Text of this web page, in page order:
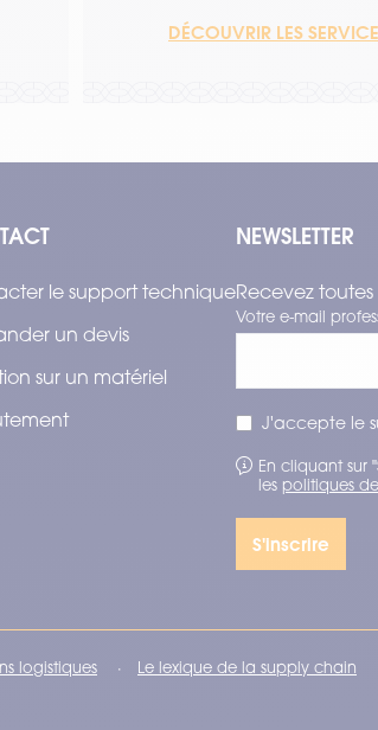
DÉCOUVRIR LES
le support technique
un devis
sur un matériel
NEWSLETTER
Recevez
Votre e-mail
J'accepte le
En cliquant sur
les politiques
logistiques Le lexique de la supply chain